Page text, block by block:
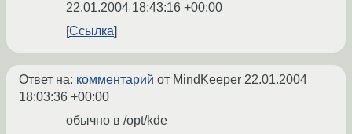
22.01.2004 18:43:16 +00:00
Ссылка
Ответ на: комментарий от MindKeeper 22.01.2004
18:03:36 +00:00
обычно в /opt/kde